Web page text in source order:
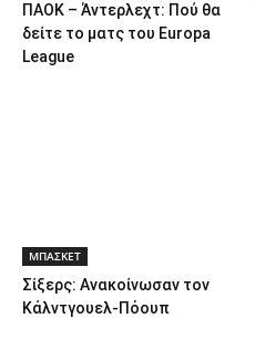
ΠΑΟΚ – Άντερλεχτ: Πού θα
δείτε το ματς του Europa
League
ΜΠΑΣΚΕΤ
Σίξερς: Ανακοίνωσαν τον
Κάλντγουελ-Πόουπ